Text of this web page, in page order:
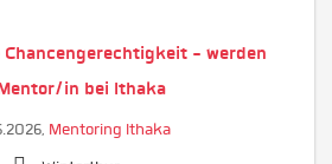
Chancengerechtigkeit - werden
in bei Ithaka
Mentoring Ithaka